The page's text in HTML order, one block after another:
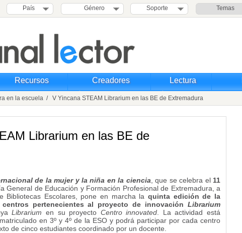
País Género Soporte Temas
Recursos Creadores Lectura
en la escuela / V Yincana STEAM Librarium en las BE de Extremadura
Librarium en las BE de
de la mujer y la niña en la ciencia , que se celebra el 11
General de Educación y Formación Profesional de Extremadura, a
Bibliotecas Escolares, pone en marcha laquinta edición de la
centros pertenecientes al proyecto de innovación Librarium
Librarium en su proyecto Centro innovated . La actividad está
en 3º y 4º de la ESO y podrá participar por cada centro
de cinco estudiantes coordinado por un docente.